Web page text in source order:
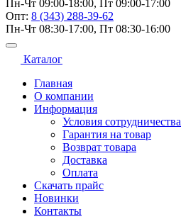
Пн-Чт 09:00-18:00, Пт 09:00-17:00
Опт: 8 (343) 288-39-62
Пн-Чт 08:30-17:00, Пт 08:30-16:00
Каталог
Главная
О компании
Информация
Условия сотрудничества
Гарантия на товар
Возврат товара
Доставка
Оплата
Скачать прайс
Новинки
Контакты